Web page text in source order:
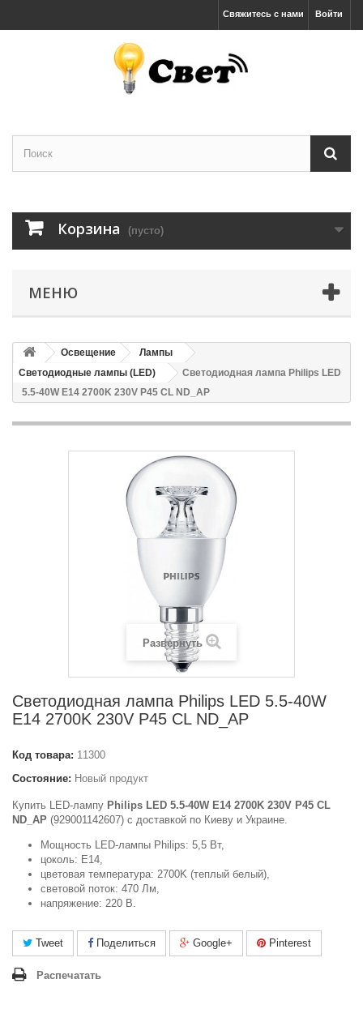
Войти
Свяжитесь с нами
Корзина (пусто)
МЕНЮ
Освещение
Лампы
Светодиодные лампы (LED)
Светодиодная лампа Philips LED
5.5-40W E14 2700K 230V P45 CL ND_AP
Развернуть
Светодиодная лампа Philips LED 5.5-40W
E14 2700K 230V P45 CL ND_AP
Код товара: 11300
Состояние: Новый продукт
Купить LED-лампу Philips LED 5.5-40W E14 2700K 230V P45 CL
ND_AP (929001142607) c доставкой по Киеву и Украине.
Мощность LED-лампы Philips: 5,5 Вт,
цоколь: E14,
цветовая температура: 2700K (теплый белый),
световой поток: 470 Лм,
напряжение: 220 В.
Tweet Поделиться Google+ Pinterest
Распечатать